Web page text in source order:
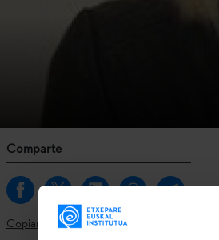
Comparte
Copiar link